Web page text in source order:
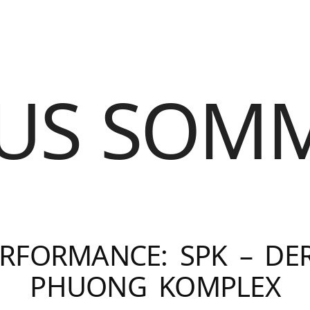
SPK –
PHUONG KOMPLEX